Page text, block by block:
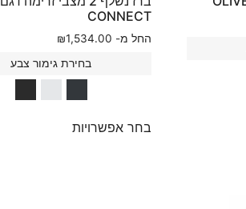
CONNECT
החל מ- ₪1,534.00
בחירת גימור צבע
בחר אפשרויות